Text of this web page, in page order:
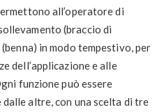
all’operatore di
(braccio di
in modo tempestivo, per
dell’applicazione e alle
funzione può essere
altre, con una scelta di tre